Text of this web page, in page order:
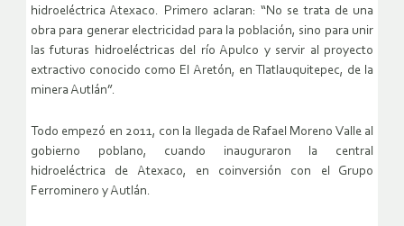
hidroeléctrica Atexaco. Primero aclaran: “No se trata de una
obra para generar electricidad para la población, sino para unir
las futuras hidroeléctricas del río Apulco y servir al proyecto
extractivo conocido como El Aretón, en Tlatlauquitepec, de la
minera Autlán”.
Todo empezó en 2011, con la llegada de Rafael Moreno Valle al
gobierno poblano, cuando inauguraron la central
hidroeléctrica de Atexaco, en coinversión con el Grupo
Ferrominero y Autlán.